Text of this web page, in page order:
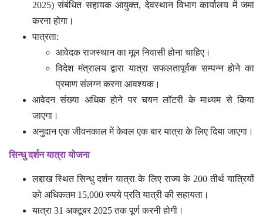
करना होगा।
पात्रता:
आवेदक राजस्थान का मूल निवासी होना चाहिए।
विदेश मंत्रालय द्वारा यात्रा सफलतापूर्वक सम्पन्न होने का
प्रमाण संलग्न करना आवश्यक।
आवेदन संख्या अधिक होने पर चयन लॉटरी के माध्यम से किया
जाएगा।
अनुदान एक जीवनकाल में केवल एक बार यात्रा के लिए दिया जाएगा।
लद्दाख स्थित सिन्धु दर्शन यात्रा के लिए राज्य के 200 तीर्थ यात्रियों
को अधिकतम 15,000 रुपये प्रति यात्री की सहायता।
यात्रा 31 अक्टूबर 2025 तक पूर्ण करनी होगी।
आवेदन दो माह के भीतर (अंतिम तिथि: 31 दिसम्बर 2025) संबंधित